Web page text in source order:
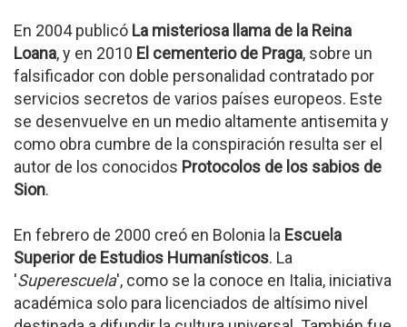
En 2004 publicó La misteriosa llama de la Reina
Loana, y en 2010 El cementerio de Praga, sobre un
falsificador con doble personalidad contratado por
servicios secretos de varios países europeos. Este
se desenvuelve en un medio altamente antisemita y
como obra cumbre de la conspiración resulta ser el
autor de los conocidos Protocolos de los sabios de
Sion.
En febrero de 2000 creó en Bolonia la Escuela
Superior de Estudios Humanísticos. La
'Superescuela', como se la conoce en Italia, iniciativa
académica solo para licenciados de altísimo nivel